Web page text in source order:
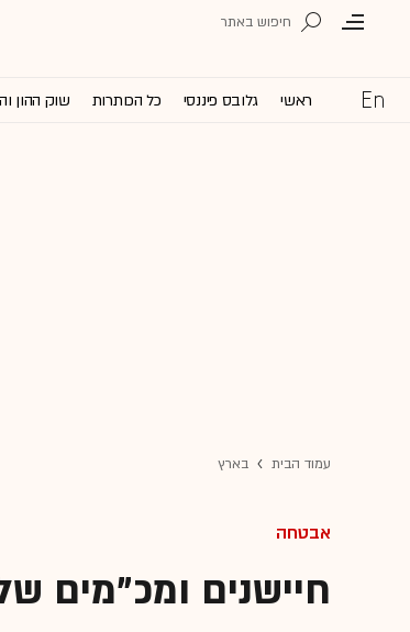
ראשי גלובס פיננסי כל הכותרות שוק ההון
עמוד הבית בארץ
אבטחה
חיישנים ומכ"מים